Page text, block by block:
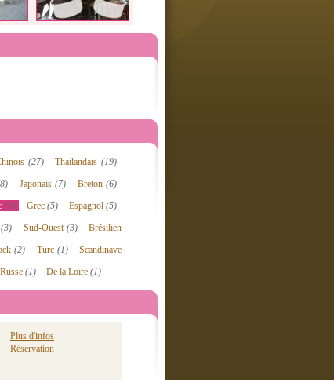
(27) Thailandais (19)
Japonais(7) Breton (6)
(5) Grec(5) Espagnol (5)
(3) Sud-Ouest (3)
Brésilien
(2) Turc (1)
Scandinave
Russe (1) De la Loire(1)
Plus d'infos
Réservation